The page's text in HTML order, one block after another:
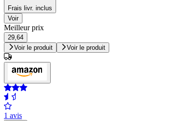
Frais livr. inclus
Voir
Meilleur prix
29,64
Voir le produit
Voir le produit
1 avis